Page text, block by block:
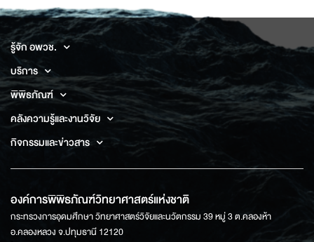
รู้จัก อพวช.
บริการ
พิพิธภัณฑ์
คลังความรู้และงานวิจัย
กิจกรรมและข่าวสาร
องค์การพิพิธภัณฑ์วิทยาศาสตร์แห่งชาติ
กระทรวงการอุดมศึกษา วิทยาศาสตร์วิจัยและนวัตกรรม 39 หมู่ 3 ต.คลองห้า
อ.คลองหลวง จ.ปทุมธานี 12120